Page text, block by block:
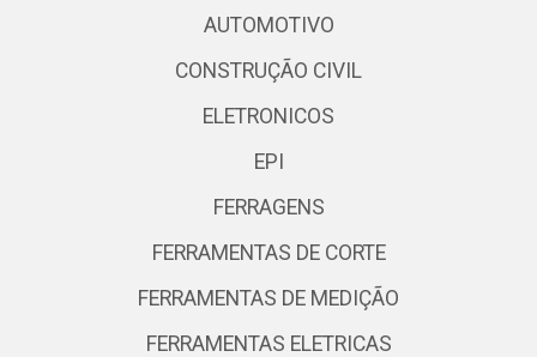
AUTOMOTIVO
CONSTRUÇÃO CIVIL
ELETRONICOS
EPI
FERRAGENS
FERRAMENTAS DE CORTE
FERRAMENTAS DE MEDIÇÃO
FERRAMENTAS ELETRICAS